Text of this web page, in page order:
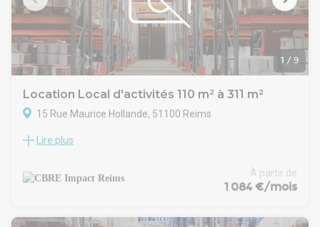
1 / 9
Location Local d'activités 110 m² à 311 m²
15 Rue Maurice Hollande, 51100 Reims
Le site est situé à proximité d'une route principale dans une
développement réussi.
Lire plus
À partir de
1 084 €/mois